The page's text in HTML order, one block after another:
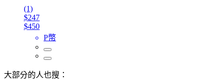
(1)
$247
$450
P幣
大部分的人也搜：